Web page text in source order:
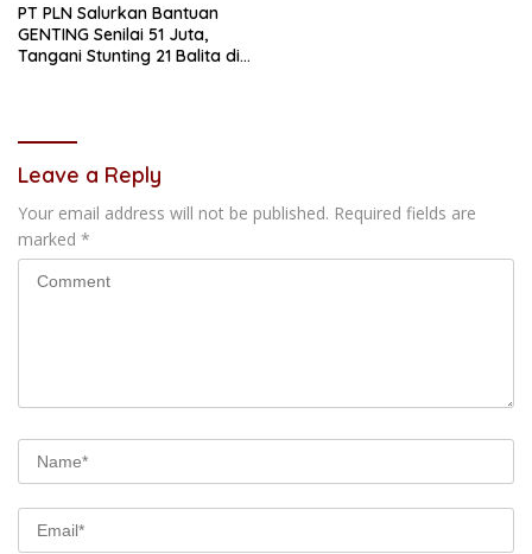
PT PLN Salurkan Bantuan
GENTING Senilai 51 Juta,
Tangani Stunting 21 Balita di
Leave a Reply
Your email address will not be published. Required fields are
marked *